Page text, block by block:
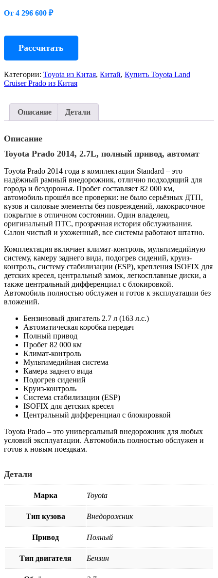
От 4 296 600 ₽
Рассчитать
Категории: Toyota из Китая, Китай, Купить Toyota Land
Cruiser Prado из Китая
Описание Детали
Описание
Toyota Prado 2014, 2.7L, полный привод, автомат
Toyota Prado 2014 года в комплектации Standard – это
надёжный рамный внедорожник, отлично подходящий для
города и бездорожья. Пробег составляет 82 000 км,
автомобиль прошёл все проверки: не было серьёзных ДТП,
кузов и силовые элементы без повреждений, лакокрасочное
покрытие в отличном состоянии. Один владелец,
оригинальный ПТС, прозрачная история обслуживания.
Салон чистый и ухоженный, все системы работают штатно.
Комплектация включает климат-контроль, мультимедийную
систему, камеру заднего вида, подогрев сидений, круиз-
контроль, систему стабилизации (ESP), крепления ISOFIX для
детских кресел, центральный замок, легкосплавные диски, а
также центральный дифференциал с блокировкой.
Автомобиль полностью обслужен и готов к эксплуатации без
вложений.
Бензиновый двигатель 2.7 л (163 л.с.)
Автоматическая коробка передач
Полный привод
Пробег 82 000 км
Климат-контроль
Мультимедийная система
Камера заднего вида
Подогрев сидений
Круиз-контроль
Система стабилизации (ESP)
ISOFIX для детских кресел
Центральный дифференциал с блокировкой
Toyota Prado – это универсальный внедорожник для любых
условий эксплуатации. Автомобиль полностью обслужен и
готов к новым поездкам.
Детали
Марка Toyota
Тип кузова Внедорожник
Привод Полный
Тип двигателя Бензин